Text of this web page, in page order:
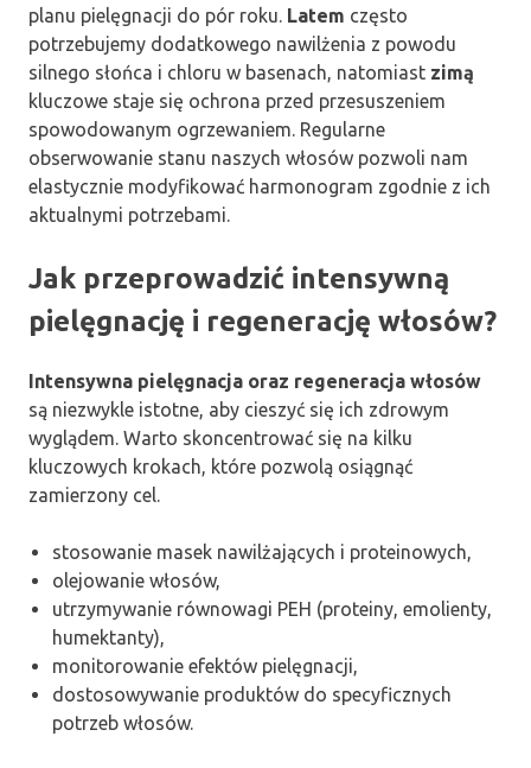
planu pielęgnacji do pór roku. Latem często
potrzebujemy dodatkowego nawilżenia z powodu
silnego słońca i chloru w basenach, natomiast zimą
kluczowe staje się ochrona przed przesuszeniem
spowodowanym ogrzewaniem. Regularne
obserwowanie stanu naszych włosów pozwoli nam
elastycznie modyfikować harmonogram zgodnie z ich
aktualnymi potrzebami.
Jak przeprowadzić intensywną
pielęgnację i regenerację włosów?
Intensywna pielęgnacja oraz regeneracja włosów
są niezwykle istotne, aby cieszyć się ich zdrowym
wyglądem. Warto skoncentrować się na kilku
kluczowych krokach, które pozwolą osiągnąć
zamierzony cel.
stosowanie masek nawilżających i proteinowych,
olejowanie włosów,
utrzymywanie równowagi PEH (proteiny, emolienty,
humektanty),
monitorowanie efektów pielęgnacji,
dostosowywanie produktów do specyficznych
potrzeb włosów.